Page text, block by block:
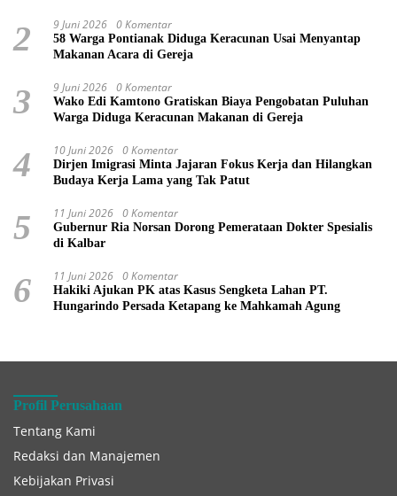
2 9 Juni 2026 0 Komentar
58 Warga Pontianak Diduga Keracunan Usai Menyantap
Makanan Acara di Gereja
3 9 Juni 2026 0 Komentar
Wako Edi Kamtono Gratiskan Biaya Pengobatan Puluhan
Warga Diduga Keracunan Makanan di Gereja
4 10 Juni 2026 0 Komentar
Dirjen Imigrasi Minta Jajaran Fokus Kerja dan Hilangkan
Budaya Kerja Lama yang Tak Patut
5 11 Juni 2026 0 Komentar
Gubernur Ria Norsan Dorong Pemerataan Dokter Spesialis
di Kalbar
6 11 Juni 2026 0 Komentar
Hakiki Ajukan PK atas Kasus Sengketa Lahan PT.
Hungarindo Persada Ketapang ke Mahkamah Agung
Profil Perusahaan
Tentang Kami
Redaksi dan Manajemen
Kebijakan Privasi